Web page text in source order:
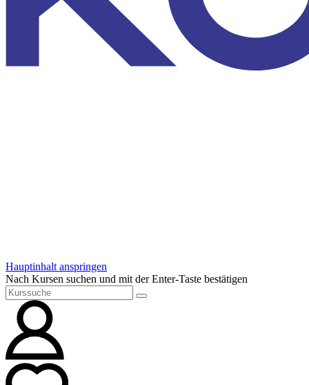
Hauptinhalt anspringen
Nach Kursen suchen und mit der Enter-Taste bestätigen